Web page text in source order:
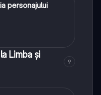
personajului
Limba și
9